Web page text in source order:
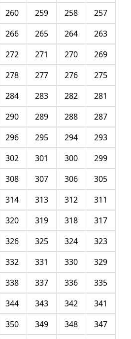
257
258
259
260
263
264
265
266
269
270
271
272
275
276
277
278
281
282
283
284
287
288
289
290
293
294
295
296
299
300
301
302
305
306
307
308
311
312
313
314
317
318
319
320
323
324
325
326
329
330
331
332
335
336
337
338
341
342
343
344
347
348
349
350